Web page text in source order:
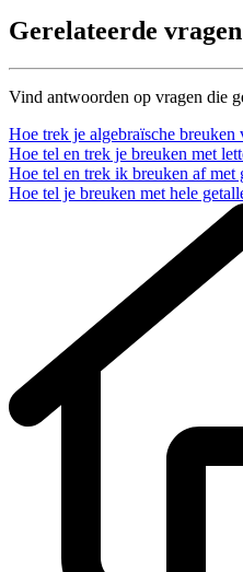
Gerelateerde vragen
Vind antwoorden op vragen die
Hoe trek je algebraïsche breuken
Hoe tel en trek je breuken met
Hoe tel en trek ik breuken af met
Hoe tel je breuken met hele